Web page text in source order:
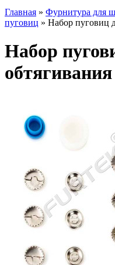
Главная » Фурнитура для
пуговиц » Набор пуговиц
Набор